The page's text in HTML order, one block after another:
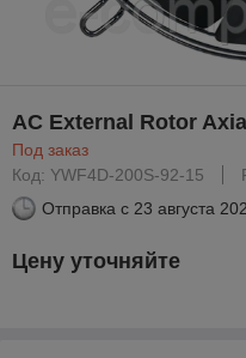
AC External Rotor
Под заказ
Код: YWF4D-200S-92-15
Отправка с 23 августа
Цену уточняйте